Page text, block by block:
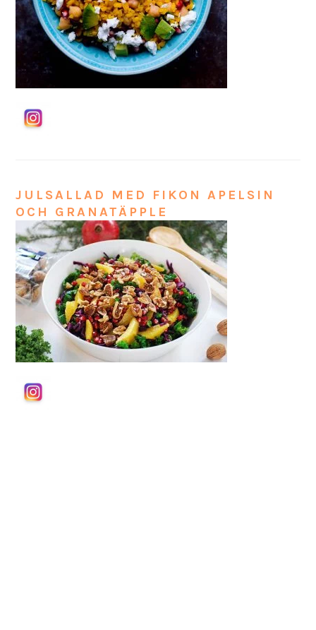
JULSALLAD MED FIKON APELSIN
OCH GRANATÄPPLE